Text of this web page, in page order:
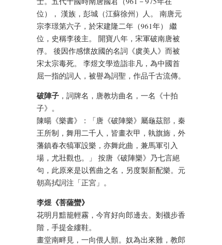
位）， 漢族，彭城（江蘇徐州）人。 南唐元
宗李璟第六子，於宋建隆二年（961年） 繼
位，史稱李後主。 開寶八年，宋軍破南唐被
俘。 後因作感懷故國的名詞《虞美人》而被
宋太宗毒死。 李煜文學造詣非凡，為中國首
屈一指的詞人，被譽為詞聖，作品千古流傳。
破陣子 ，詞牌名，唐教坊曲名，一名《十拍
子》。
陳暘《樂書》：「唐《破陣樂》屬龜茲部，秦
王所制，舞用二千人，皆畫衣甲，執旗旆，外
藩鎮春衣犒軍設樂，亦舞此曲，兼馬軍引入
場，尤壯觀也。」 按唐《破陣樂》乃七言絕
句，此原來是以舊曲之名，另度製新配樂。元
朝高拭詞注「正宮」。
李煜《菩薩蠻》
花明月黯籠輕霧，今宵好向郎邊去。剗襪步香
階，手提金縷鞋。
畫堂南畔見，一向偎人顫。奴為出來難，教郎